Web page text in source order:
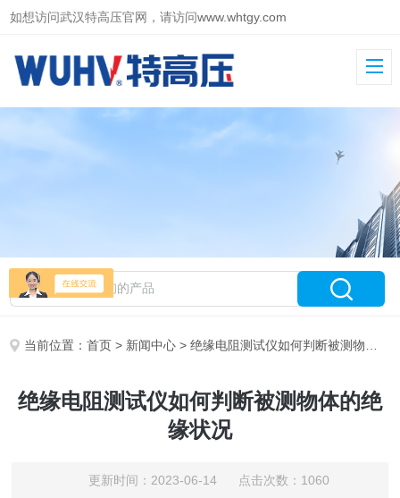
如想访问武汉特高压官网，请访问www.whtgy.com
当前位置：首页 > 新闻中心 > 绝缘电阻测试仪如何判断被测物体的绝缘状况
绝缘电阻测试仪如何判断被测物体的绝
缘状况
更新时间：2023-06-14 点击次数：1060